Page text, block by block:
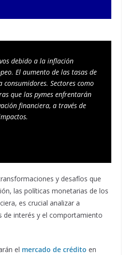
debido a la inflación
El aumento de las tasas de
Sectores como
que las pymes enfrentarán
financiera, a través de
y desafíos que
las políticas monetarias de los
es crucial analizar a
de interés y el comportamiento
el mercado de crédito en